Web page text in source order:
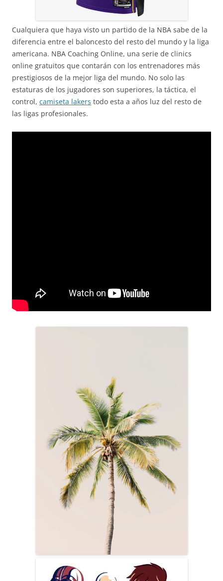
Cualquiera que haya visto un partido de la NBA sabe de la
diferencia entre el baloncesto del resto del mundo y la liga
americana. NBA Coaching Online, una serie de clinics
online gratuitos que contarán con los entrenadores más
prestigiosos de la mejor liga del mundo. No solo las
estaturas de los jugadores son superiores, la táctica, el
control, camiseta lakers todo esta a años luz del resto de
las ligas profesionales.